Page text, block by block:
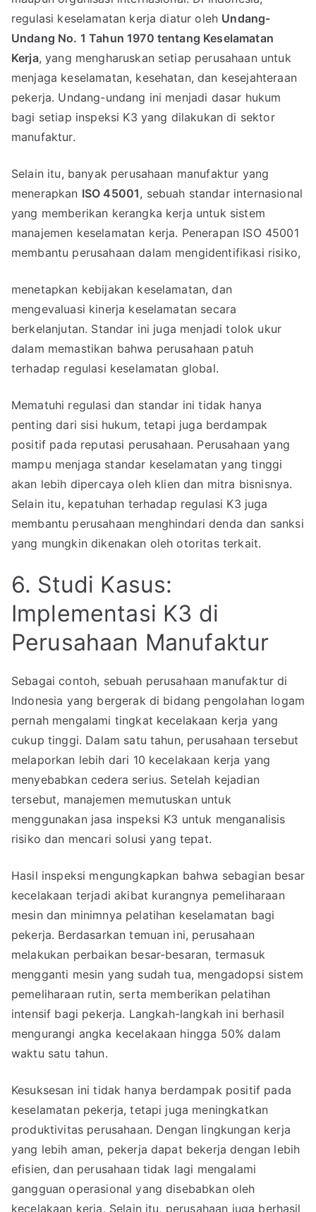
regulasi keselamatan kerja diatur oleh Undang-
Undang No. 1 Tahun 1970 tentang Keselamatan
Kerja, yang mengharuskan setiap perusahaan untuk
menjaga keselamatan, kesehatan, dan kesejahteraan
pekerja. Undang-undang ini menjadi dasar hukum
bagi setiap inspeksi K3 yang dilakukan di sektor
manufaktur.
Selain itu, banyak perusahaan manufaktur yang
menerapkan ISO 45001, sebuah standar internasional
yang memberikan kerangka kerja untuk sistem
manajemen keselamatan kerja. Penerapan ISO 45001
membantu perusahaan dalam mengidentifikasi risiko,
menetapkan kebijakan keselamatan, dan
mengevaluasi kinerja keselamatan secara
berkelanjutan. Standar ini juga menjadi tolok ukur
dalam memastikan bahwa perusahaan patuh
terhadap regulasi keselamatan global.
Mematuhi regulasi dan standar ini tidak hanya
penting dari sisi hukum, tetapi juga berdampak
positif pada reputasi perusahaan. Perusahaan yang
mampu menjaga standar keselamatan yang tinggi
akan lebih dipercaya oleh klien dan mitra bisnisnya.
Selain itu, kepatuhan terhadap regulasi K3 juga
membantu perusahaan menghindari denda dan sanksi
yang mungkin dikenakan oleh otoritas terkait.
6. Studi Kasus:
Implementasi K3 di
Perusahaan Manufaktur
Sebagai contoh, sebuah perusahaan manufaktur di
Indonesia yang bergerak di bidang pengolahan logam
pernah mengalami tingkat kecelakaan kerja yang
cukup tinggi. Dalam satu tahun, perusahaan tersebut
melaporkan lebih dari 10 kecelakaan kerja yang
menyebabkan cedera serius. Setelah kejadian
tersebut, manajemen memutuskan untuk
menggunakan jasa inspeksi K3 untuk menganalisis
risiko dan mencari solusi yang tepat.
Hasil inspeksi mengungkapkan bahwa sebagian besar
kecelakaan terjadi akibat kurangnya pemeliharaan
mesin dan minimnya pelatihan keselamatan bagi
pekerja. Berdasarkan temuan ini, perusahaan
melakukan perbaikan besar-besaran, termasuk
mengganti mesin yang sudah tua, mengadopsi sistem
pemeliharaan rutin, serta memberikan pelatihan
intensif bagi pekerja. Langkah-langkah ini berhasil
mengurangi angka kecelakaan hingga 50% dalam
waktu satu tahun.
Kesuksesan ini tidak hanya berdampak positif pada
keselamatan pekerja, tetapi juga meningkatkan
produktivitas perusahaan. Dengan lingkungan kerja
yang lebih aman, pekerja dapat bekerja dengan lebih
efisien, dan perusahaan tidak lagi mengalami
gangguan operasional yang disebabkan oleh
kecelakaan kerja. Selain itu, perusahaan juga berhasil